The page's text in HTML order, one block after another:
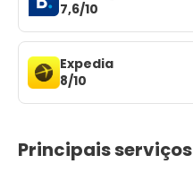
7,6/10
Expedia
8/10
Principais serviços